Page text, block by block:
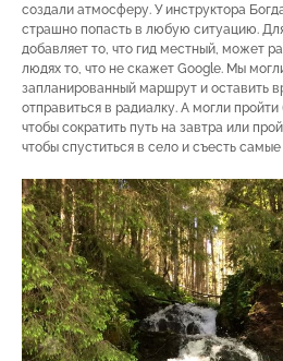
создали атмосферу. У инструктора
страшно попасть в любую ситуацию.
добавляет то, что гид местный, может
людях то, что не скажет Google. Мы
запланированный маршрут и оставить
отправиться в радиалку. А могли
чтобы сократить путь на завтра или
чтобы спуститься в село и съесть